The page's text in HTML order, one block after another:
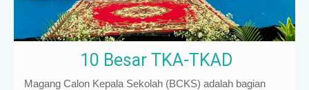
10 Besar TKA-TKAD
Magang Calon Kepala Sekolah (BCKS) adalah bagian